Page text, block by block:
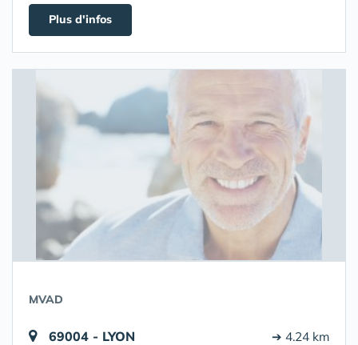
Plus d'infos
MVAD
69004 - LYON ➔ 4.24 km